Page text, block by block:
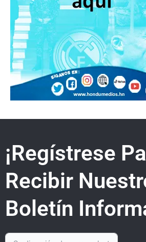
¡Regístrese
Recibir
Boletín